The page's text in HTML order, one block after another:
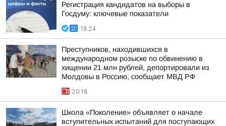
Регистрация кандидатов на выборы в
Госдуму: ключевые показатели
18:24
Преступников, находившихся в
международном розыске по обвинению в
хищении 21 млн рублей, депортировали из
Молдовы в Россию, сообщает МВД РФ
20:18
Школа «Поколение» объявляет о начале
вступительных испытаний для поступающих